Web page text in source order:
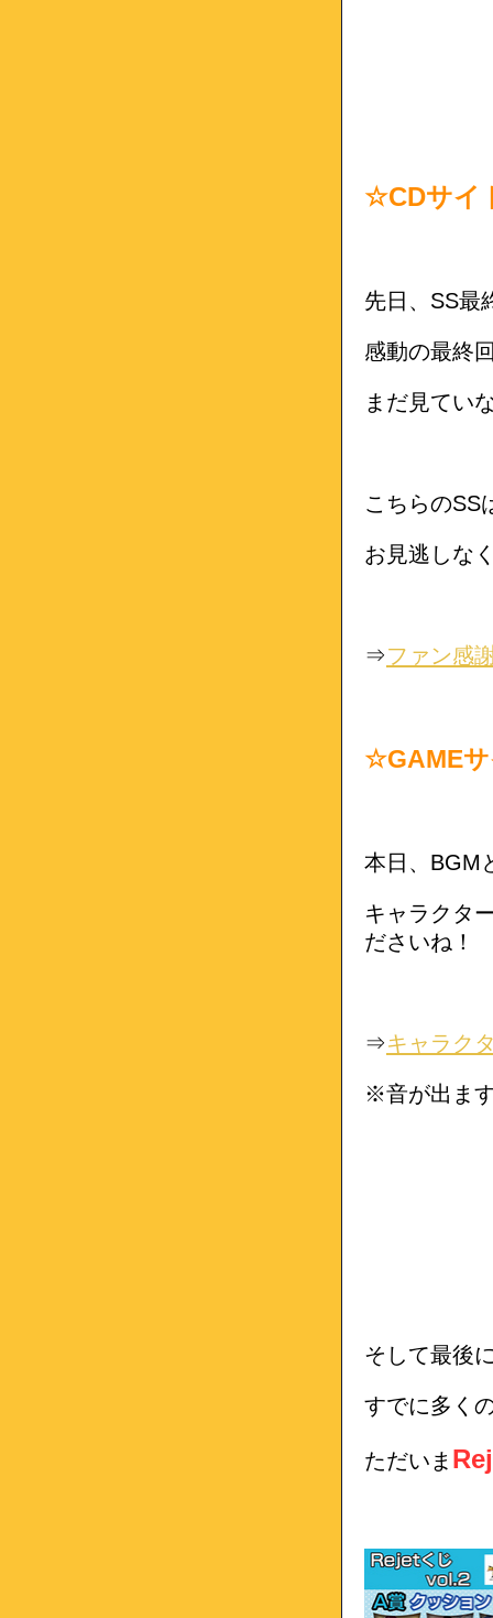
☆CDサイ
先日、SS最
感動の最終
まだ見てい
こちらのSS
お見逃しな
⇒ファン感
☆GAME
本日、BGM
キャラクタ
ださいね！
⇒キャラク
※音が出ま
そして最後
すでに多く
ただいま